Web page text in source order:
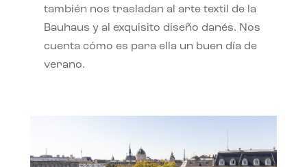
también nos trasladan al arte textil de la
Bauhaus y al exquisito diseño danés. Nos
cuenta cómo es para ella un buen día de
verano.